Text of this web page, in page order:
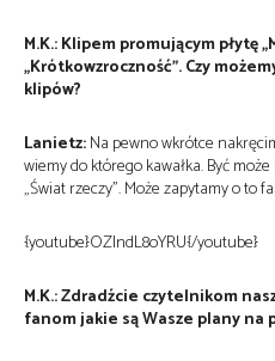
M.K.: Klipem promującym płytę
„Krótkowzroczność”. Czy
klipów?
Lanietz:Na pewno wkrótce
wiemy do którego kawałka. Być
„Świat rzeczy”. Może zapytamy o to
{youtube}OZIndL8oYRU{/youtube}
M.K.: Zdradźcie czytelnikom
fanom jakie są Wasze plany na